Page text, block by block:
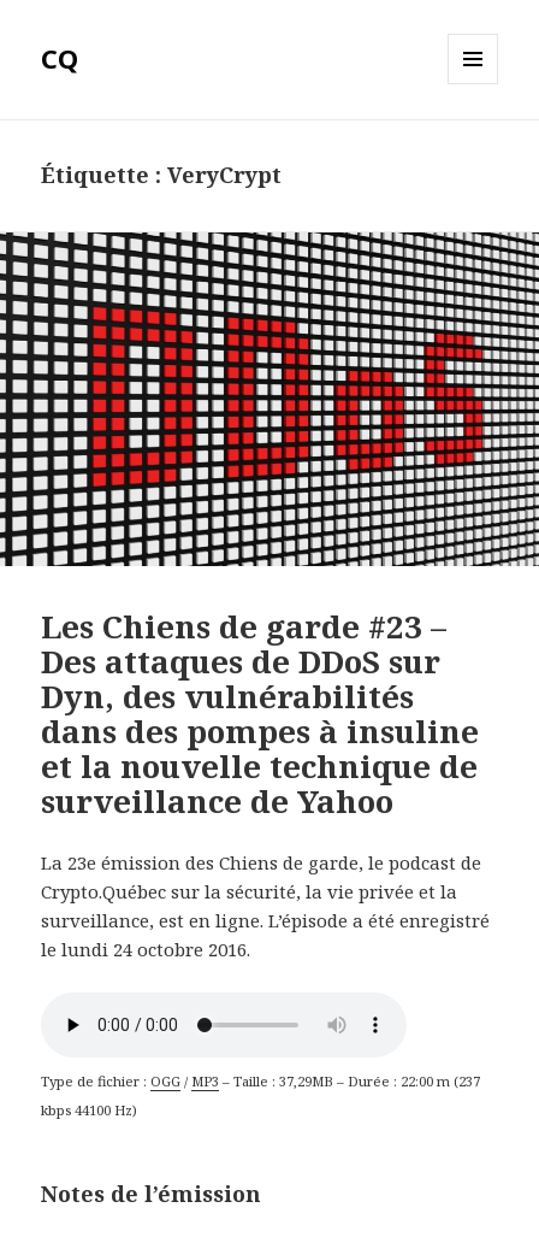
CQ
Étiquette :VeryCrypt
Les Chiens de garde #23 –
Des attaques de DDoS sur
Dyn, des vulnérabilités
dans des pompes à insuline
et la nouvelle technique de
surveillance de Yahoo
La 23e émission des Chiens de garde, le podcast de
Crypto.Québec sur la sécurité, la vie privée et la
surveillance, est en ligne. L’épisode a été enregistré
le lundi 24 octobre 2016.
Type de fichier : OGG / MP3 – Taille : 37,29MB – Durée : 22:00 m (237
kbps 44100 Hz)
Notes de l’émission